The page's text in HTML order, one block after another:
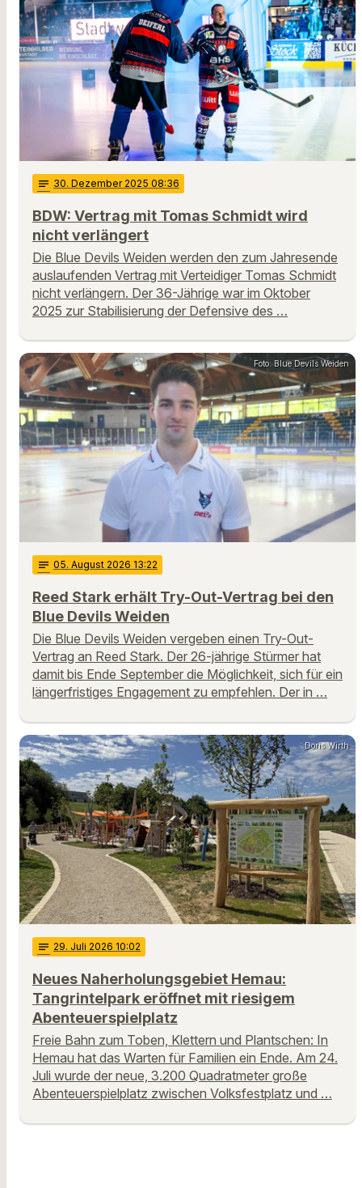
notes 30. Dezember 2025 08:36
BDW: Vertrag mit Tomas Schmidt wird
nicht verlängert
Die Blue Devils Weiden werden den zum Jahresende
auslaufenden Vertrag mit Verteidiger Tomas Schmidt
nicht verlängern. Der 36-Jährige war im Oktober
2025 zur Stabilisierung der Defensive des …
Foto: Blue Devils Weiden
notes 05. August 2026 13:22
Reed Stark erhält Try-Out-Vertrag bei den
Blue Devils Weiden
Die Blue Devils Weiden vergeben einen Try-Out-
Vertrag an Reed Stark. Der 26-jährige Stürmer hat
damit bis Ende September die Möglichkeit, sich für ein
längerfristiges Engagement zu empfehlen. Der in …
Doris Wirth
notes 29. Juli 2026 10:02
Neues Naherholungsgebiet Hemau:
Tangrintelpark eröffnet mit riesigem
Abenteuerspielplatz
Freie Bahn zum Toben, Klettern und Plantschen: In
Hemau hat das Warten für Familien ein Ende. Am 24.
Juli wurde der neue, 3.200 Quadratmeter große
Abenteuerspielplatz zwischen Volksfestplatz und …